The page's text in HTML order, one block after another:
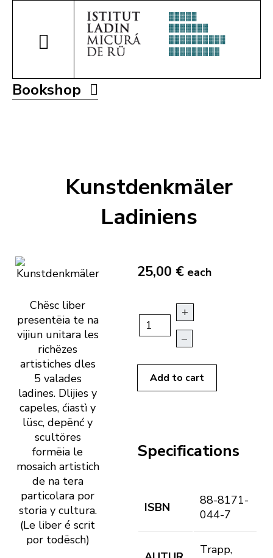
Bookshop
Kunstdenkmäler
Ladiniens
Chësc liber
presentëia te na
vijiun unitara les
richëzes
artistiches dles
5 valades
ladines. Dlijies y
capeles, ćiastì y
lüsc, depënć y
scultöres
formëia le
mosaich artistich
de na tera
particolara por
storia y cultura.
(Le liber é scrit
por todësch)
25,00 € each
+
–
Add to cart
Specifications
ISBN
88-8171-
044-7
Trapp,